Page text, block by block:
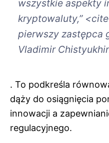
wszystkie aspekty
kryptowaluty,”
pierwszy zastępca
Vladimir
. To podkreśla
dąży do osiągnięcia
innowacji a
regulacyjnego.